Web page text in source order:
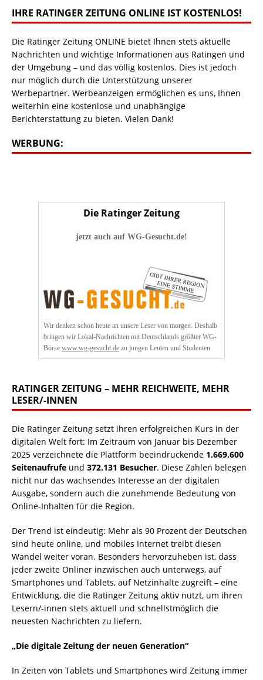
IHRE RATINGER ZEITUNG ONLINE IST KOSTENLOS!
Die Ratinger Zeitung ONLINE bietet Ihnen stets aktuelle
Nachrichten und wichtige Informationen aus Ratingen und
der Umgebung – und das völlig kostenlos. Dies ist jedoch
nur möglich durch die Unterstützung unserer
Werbepartner. Werbeanzeigen ermöglichen es uns, Ihnen
weiterhin eine kostenlose und unabhängige
Berichterstattung zu bieten. Vielen Dank!
WERBUNG:
Die Ratinger Zeitung
jetzt auch auf WG-Gesucht.de!
Wir denken schon heute an unsere Leser von morgen. Deshalb
bringen wir Lokal-Nachrichten mit Deutschlands größter WG-
Börse www.wg-gesucht.de zu jungen Leuten und Studenten.
RATINGER ZEITUNG – MEHR REICHWEITE, MEHR
LESER/-INNEN
Die Ratinger Zeitung setzt ihren erfolgreichen Kurs in der
digitalen Welt fort: Im Zeitraum von Januar bis Dezember
2025 verzeichnete die Plattform beeindruckende 1.669.600
Seitenaufrufe und 372.131 Besucher. Diese Zahlen belegen
nicht nur das wachsendes Interesse an der digitalen
Ausgabe, sondern auch die zunehmende Bedeutung von
Online-Inhalten für die Region.
Der Trend ist eindeutig: Mehr als 90 Prozent der Deutschen
sind heute online, und mobiles Internet treibt diesen
Wandel weiter voran. Besonders hervorzuheben ist, dass
jeder zweite Onliner inzwischen auch unterwegs, auf
Smartphones und Tablets, auf Netzinhalte zugreift – eine
Entwicklung, die die Ratinger Zeitung aktiv nutzt, um ihren
Lesern/-innen stets aktuell und schnellstmöglich die
neuesten Nachrichten zu liefern.
„Die digitale Zeitung der neuen Generation“
In Zeiten von Tablets und Smartphones wird Zeitung immer